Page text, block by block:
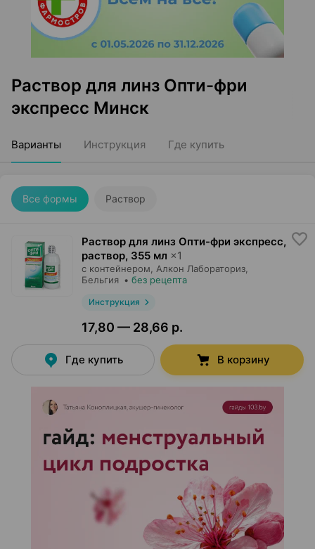
Раствор для линз Опти-фри
экспресс Минск
Варианты Инструкция Где купить
Все формы Раствор
Раствор для линз Опти-фри экспресс,
раствор, 355 мл ×1
с контейнером, Алкон Лабораториз
Бельгия • без рецепта
Инструкция
17,80 — 28,66 р.
Где купить В корзину